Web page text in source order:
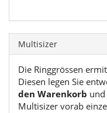
Multisizer
Die Ringgrössen
Diesen legen Sie
den Warenkorb
Multisizer vorab